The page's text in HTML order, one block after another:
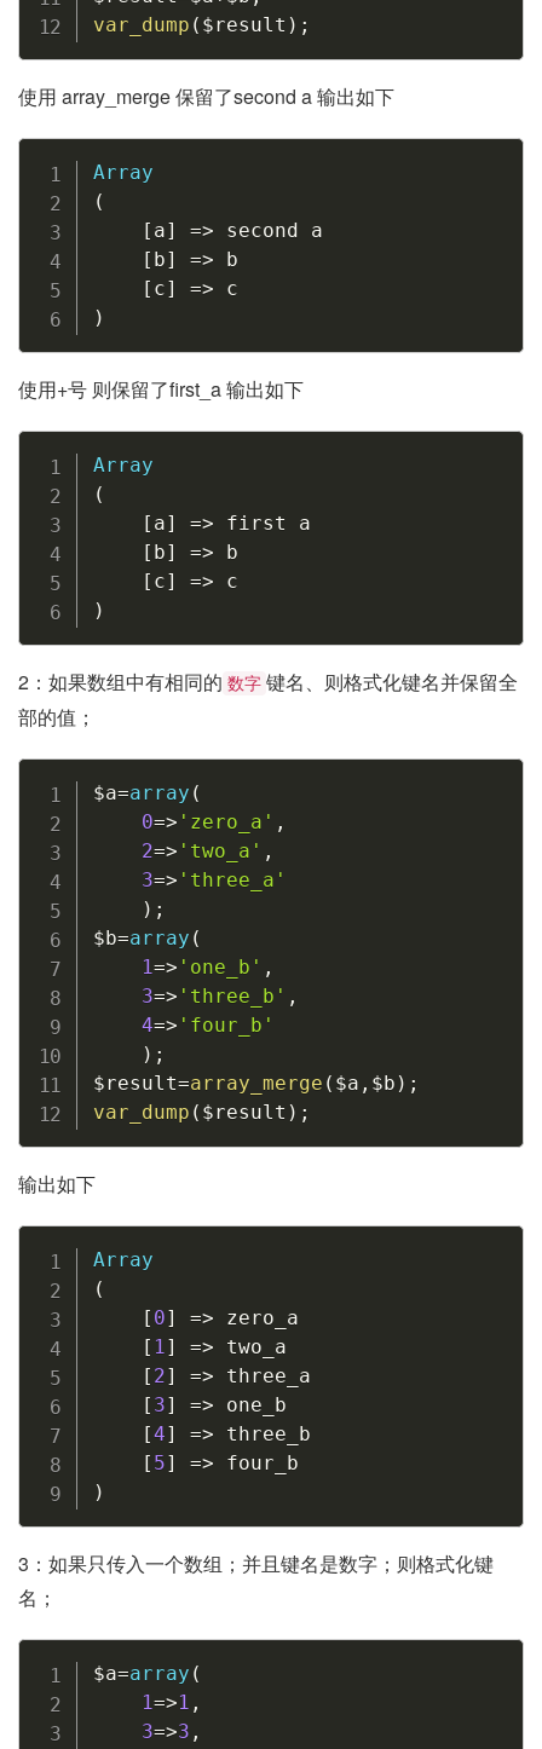
var_dump ( $result ) ;
使用 array_merge 保留了second a 输出如下
Array
(
[ a] => second a
[ b] => b
[ c] =>
)
使用+号 则保留了first_a 输出如下
Array
(
[ a] => first a
[ b] => b
[ c] =>
)
2：如果数组中有相同的 数字 键名、则格式化键名并保留全
部的值；
$a=array (
0=> 'zero_a' ,
2=> 'two_a' ,
3=> 'three_a'
) ;
$b=array (
1=> 'one_b' ,
3=> 'three_b' ,
4=> 'four_b'
) ;
$result=array_merge ( $a , $b ) ;
var_dump ( $result ) ;
输出如下
Array
(
[ 0] => zero_a
[ 1] => two_a
[ 2] => three_a
[ 3] => one_b
[4] => three_b
[ 5] =>
)
3：如果只传入一个数组；并且键名是数字；则格式化键
名；
$a=array (
1=>1 ,
3=>3 ,